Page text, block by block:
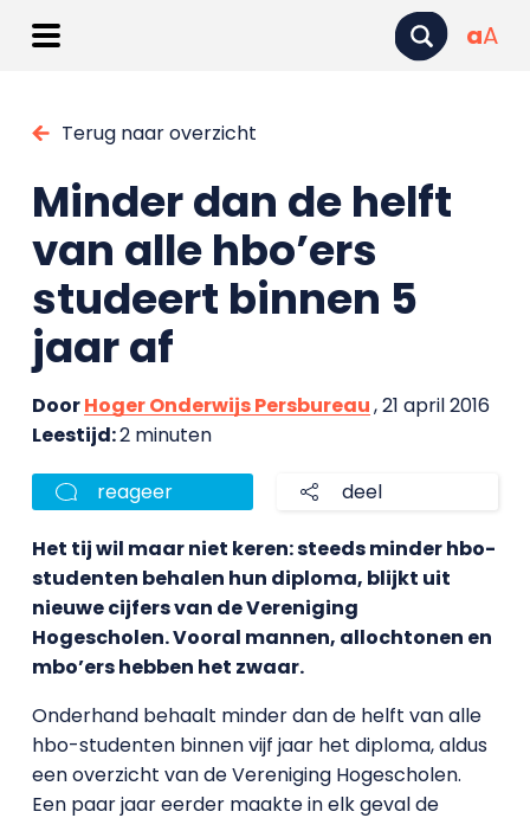
aA
Terug naar overzicht
Minder dan de helft
van alle hbo’ers
studeert binnen 5
jaar af
DoorHoger Onderwijs Persbureau, 21 april 2016
Leestijd:2 minuten
reageer deel
Het tij wil maar niet keren: steeds minder hbo-
studenten behalen hun diploma, blijkt uit
nieuwe cijfers van de Vereniging
Hogescholen. Vooral mannen, allochtonen en
mbo’ers hebben het zwaar.
Onderhand behaalt minder dan de helft van alle
hbo-studenten binnen vijf jaar het diploma, aldus
een overzicht van de Vereniging Hogescholen.
Een paar jaar eerder maakte in elk geval de